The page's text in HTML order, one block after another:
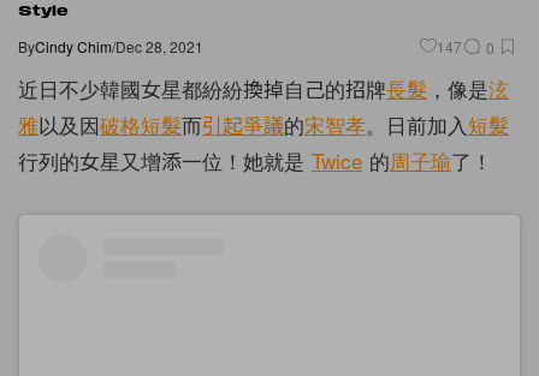
Style
ByCindy Chim/Dec 28, 2021 147 0
近日不少韓國女星都紛紛換掉自己的招牌長髮 ，像是泫
雅以及因破格短髮而引起爭議的宋智孝。日前加入 短髮
行列的女星又增添一位！她就是 Twice 的周子瑜了！